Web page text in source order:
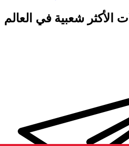
الأكثر شعبية في العالم